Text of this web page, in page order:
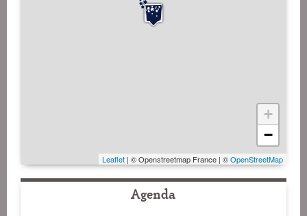
+
−
Leaflet | © Openstreetmap France | ©OpenStreetMap
Agenda